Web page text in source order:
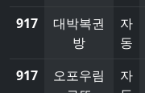
917
대박복권
방
자
동
917
오포우림
자